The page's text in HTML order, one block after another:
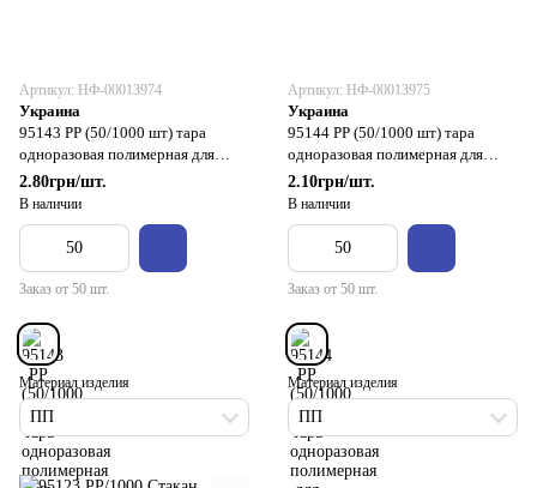
Артикул: НФ-00013974
Украина
95143 РР (50/1000 шт) тара
одноразовая полимерная для
пищевых продуктов
2.80грн/шт.
В наличии
Заказ от 50 шт.
Материал изделия
ПП
Артикул: НФ-00013975
Украина
95144 РР (50/1000 шт) тара
одноразовая полимерная для
пищевых продуктов
2.10грн/шт.
В наличии
Заказ от 50 шт.
Материал изделия
ПП